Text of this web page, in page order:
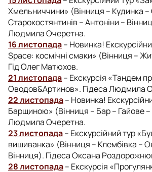
Хмельниччини» (Вінниця – Кудинка
Старокостянтинів – Антоніни –
Людмила Очеретна.
16 листопада– Новинка!
Space: космічні смаки» (Вінниця –
Гід Олег Матюхов.
21 листопада– Екскурсія «Тандем
Оводов&Артинов». Гідеса Людмила
22 листопада– Новинка!
Барщиною» (Вінниця – Бар – Гайове –
Людмила Очеретна.
23 листопада– Екскурсійний тур
вишиванка» (Вінниця – Клембівка –
Вінниця). Гідеса Оксана
28 листопада– Екскурсія